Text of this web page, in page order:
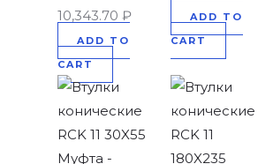
10,343.70 ₽
ADD TO
CART
ADD TO
CART